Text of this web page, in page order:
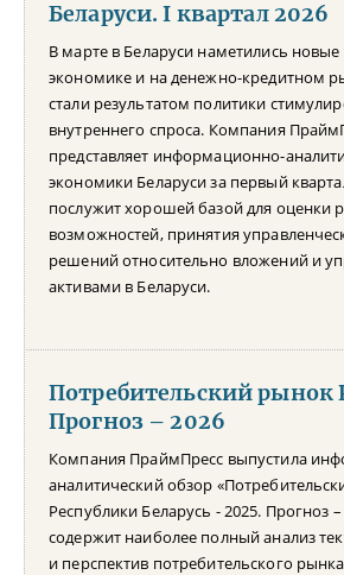
Беларуси. I квартал 2026
В марте в Беларуси наметились
экономике и на денежно-кредитном
стали результатом политики
внутреннего спроса. Компания
представляет информационно-
экономики Беларуси за первый
послужит хорошей базой для оценки
возможностей, принятия
решений относительно вложений и
активами в Беларуси.
Потребительский рынок
Прогноз – 2026
Компания ПраймПресс выпустила
аналитический обзор
Республики Беларусь - 2025. Прогноз
содержит наиболее полный анализ
и перспектив потребительского